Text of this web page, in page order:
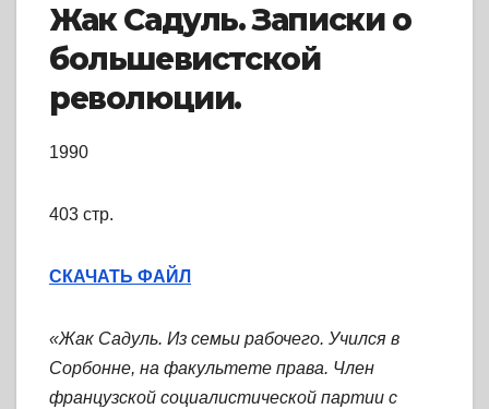
Жак Садуль. Записки о
большевистской
революции.
1990
403 стр.
СКАЧАТЬ ФАЙЛ
«Жак Садуль. Из семьи рабочего. Учился в
Сорбонне, на факультете права. Член
французской социалистической партии с